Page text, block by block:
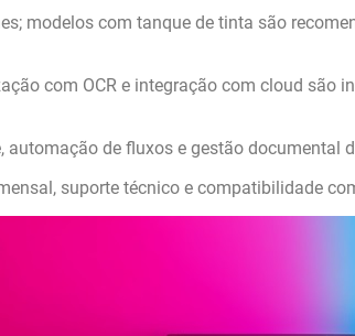
modelos com tanque de tinta são
com OCR e integração com cloud são
automação de fluxos e gestão documental
suporte técnico e compatibilidade